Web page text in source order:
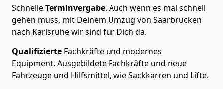
SchnelleTerminvergabe. Auch wenn es mal schnell
gehen muss, mit Deinem Umzug von Saarbrücken
nach Karlsruhe wir sind für Dich da.
Qualifizierte Fachkräfte und modernes
Equipment. Ausgebildete Fachkräfte und neue
Fahrzeuge und Hilfsmittel, wie Sackkarren und Lifte.